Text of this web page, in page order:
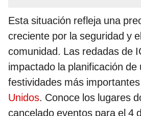
Esta situación refleja una
creciente por la seguridad y
comunidad. Las redadas de
impactado la planificación de
festividades más
Unidos. Conoce los lugares
cancelado eventos para el 4